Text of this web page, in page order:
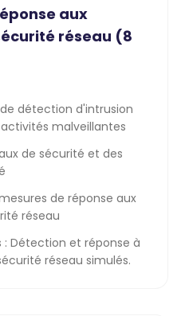
aux
réseau (8
détection d'intrusion
malveillantes
de sécurité et des
de réponse aux
réseau
: Détection et réponse à
réseau simulés.